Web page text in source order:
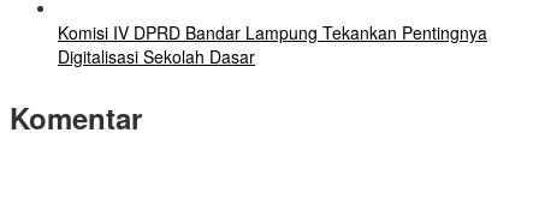
Komisi IV DPRD Bandar Lampung Tekankan Pentingnya
Digitalisasi Sekolah Dasar
Komentar